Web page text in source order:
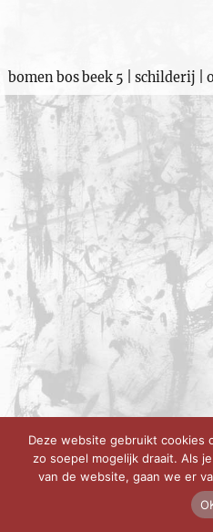
bomen bos beek 5 | schilderij |
Deze website gebruikt cookies
zo soepel mogelijk draait. Als
van de website, gaan we er